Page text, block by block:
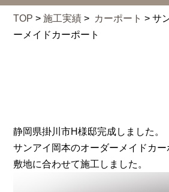
TOP >施工実績 > カーポート > サ
ーメイドカーポート
静岡県掛川市H様邸完成しました。
サンアイ岡本のオーダーメイドカー
敷地に合わせて施工しました。